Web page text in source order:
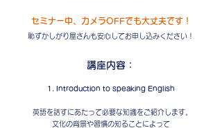
セミナー中、カメラOFFでも大丈夫です！
​恥ずかしがり屋さんも安心してお申し込みください！
講座内容：
1. Introduction to speaking English
英語を話すにあたって必要な知識をご紹介します。
文化の背景や習慣の知ることによって